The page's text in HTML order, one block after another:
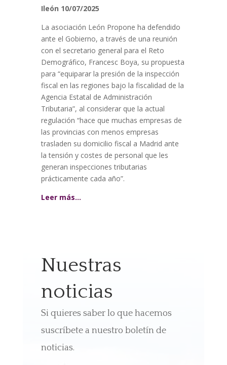
Ileón 10/07/2025
La asociación León Propone ha defendido
ante el Gobierno, a través de una reunión
con el secretario general para el Reto
Demográfico, Francesc Boya, su propuesta
para “equiparar la presión de la inspección
fiscal en las regiones bajo la fiscalidad de la
Agencia Estatal de Administración
Tributaria”, al considerar que la actual
regulación “hace que muchas empresas de
las provincias con menos empresas
trasladen su domicilio fiscal a Madrid ante
la tensión y costes de personal que les
generan inspecciones tributarias
prácticamente cada año”.
Leer más…
Nuestras
noticias
Si quieres saber lo que hacemos
suscríbete a nuestro boletín de
noticias.